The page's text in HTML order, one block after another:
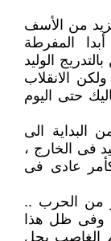
من الأسف
المفرطة
الوليد
الانقلاب
حتى اليوم
البداية الى
فى الخارج ،
عادى فى
من الحرب ..
وفى ظل هذا
الغاصب يحل